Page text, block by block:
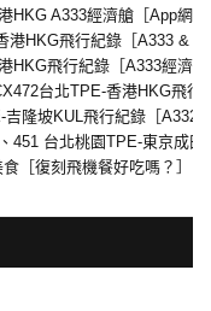
HKG A333經濟艙［App網
港HKG飛行紀錄［A333 &
HKG飛行紀錄［A333經濟
台北TPE-香港HKG飛行
隆坡KUL飛行紀錄［A332
451 台北桃園TPE-東京成
［復刻飛機餐好吃嗎？］